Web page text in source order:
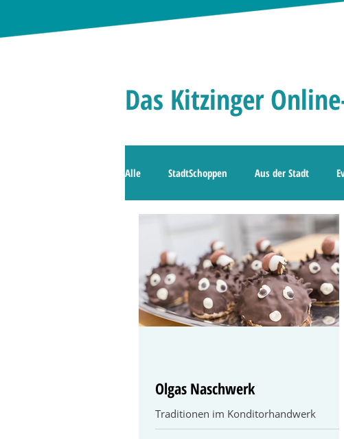
Das Kitzinger
Alle StadtSchoppen Aus der Stadt
Kinder & Jugend
Olgas Naschwerk
Traditionen im Konditorhandwerk
wiederbeleben Damals beim Bäcker